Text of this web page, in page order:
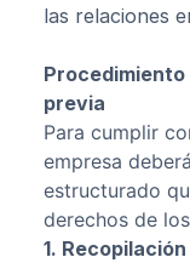
las relaciones
previa
Para cumplir
empresa
estructurado
derechos de
1.